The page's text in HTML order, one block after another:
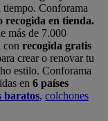
tiempo. Conforama
recogida en tienda.
más de 7.000
con recogida gratis
crear o renovar tu
estilo. Conforama
en 6 países
baratos, colchones